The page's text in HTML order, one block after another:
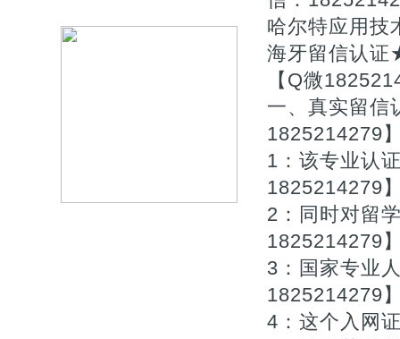
哈尔特应用技
海牙留信认
【Q微
一、真实留信
1825214279
1：该专业认
1825214279
2：同时对留
1825214279
3：国家专业
1825214279
4：这个入网